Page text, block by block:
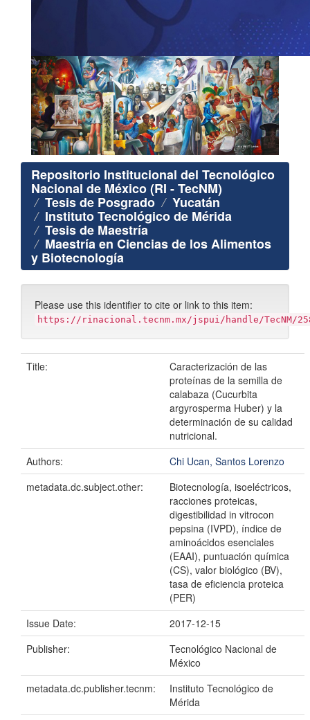
Repositorio Institucional del Tecnológico
Nacional de México (RI - TecNM)
Tesis de Posgrado Yucatán
Instituto Tecnológico de Mérida
Tesis de Maestría
Maestría en Ciencias de los Alimentos
y Biotecnología
Please use this identifier to cite or link to this item:
https://rinacional.tecnm.mx/jspui/handle/TecNM/
Title:
Caracterización de las
proteínas de la semilla de
calabaza (Cucurbita
argyrosperma Huber) y la
determinación de su calidad
nutricional.
Authors:
Chi Ucan, Santos Lorenzo
metadata.dc.subject.other:
Biotecnología, isoeléctricos,
racciones proteicas,
digestibilidad in vitrocon
pepsina (IVPD), índice de
aminoácidos esenciales
(EAAI), puntuación química
(CS), valor biológico (BV),
tasa de eficiencia proteica
(PER)
Issue Date:
2017-12-15
Publisher:
Tecnológico Nacional de
México
metadata.dc.publisher.tecnm:
Instituto Tecnológico de
Mérida